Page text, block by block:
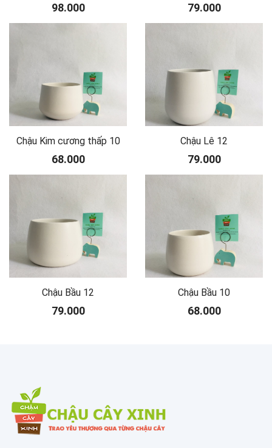
98.000 79.000
Chậu Kim cương thấp 10
68.000
Chậu Lê 12
79.000
Chậu Bầu 12
79.000
Chậu Bầu 10
68.000